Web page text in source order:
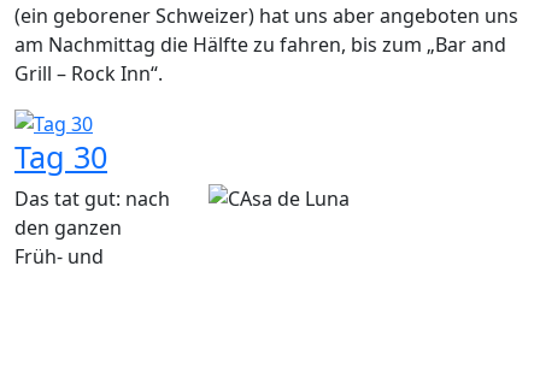
(ein geborener Schweizer) hat uns aber angeboten uns
am Nachmittag die Hälfte zu fahren, bis zum „Bar and
Grill – Rock Inn“.
Tag 30
Das tat gut: nach
den ganzen
Früh- und